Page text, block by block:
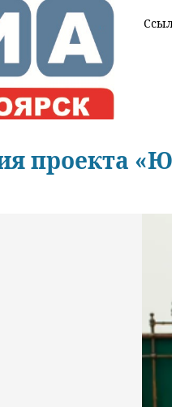
проекта